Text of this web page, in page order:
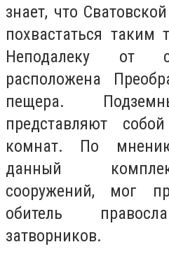
знает, что
похвастаться таким
Неподалеку от
расположена
пещера.
представляют
комнат. По мнению
данный
сооружений, мог
обитель
затворников.